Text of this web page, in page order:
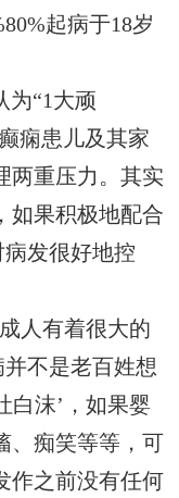
起病于18岁
为“1大顽
痫患儿及其家
两重压力。其实
如果积极地配合
病发很好地控
人有着很大的
不是老百姓想
白沫’，如果婴
痴笑等等，可
作之前没有任何